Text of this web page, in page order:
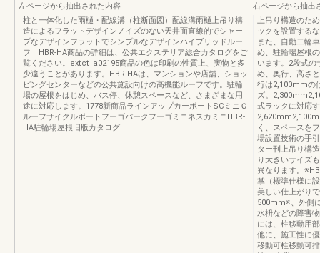
左ページから抽出された内容
柱と一体化した雨樋・配線溝（柱断面図）配線溝雨樋上吊り構
造によるフラットデザインノイズのない天井面直線的でシャー
プなデザインフラットでシンプルなデザインハイブリッドルー
フ HBR-HA商品の詳細は、公共エクステリア総合カタログをご
覧ください。extct_a02195商品の色は印刷の性質上、実物と多
少違うことがあります。HBR-HAは、マンションや店舗、ショッ
ピングセンターなどの公共施設向けの高機能ルーフです。駐輪
場の屋根をはじめ、バス停、休憩スペースなど、さまざまな用
途に対応します。1778新商品ラインアップカーポートSCミニＧ
ルーフサイクルポートフーゴパークフーゴミニネスカミニHBR-
HA駐輪場屋根旧版カタログ
右ページから抽出
上吊り構造のた
ックを設置する
また、自動二輪
め、駐輪場屋根
います。2段式の
め、奥行、高さ
行は2,100mmの
ズ。
式ラックに対応
く、スペースを
場設置技術の手
ター刊上吊り構
り大きいサイズ
異なります。
掌（標準仕様に
美しい仕上がり
500mm※、外側
水枡などの障害
には、柱移動用
他に、施工性に
移動可柱移動可